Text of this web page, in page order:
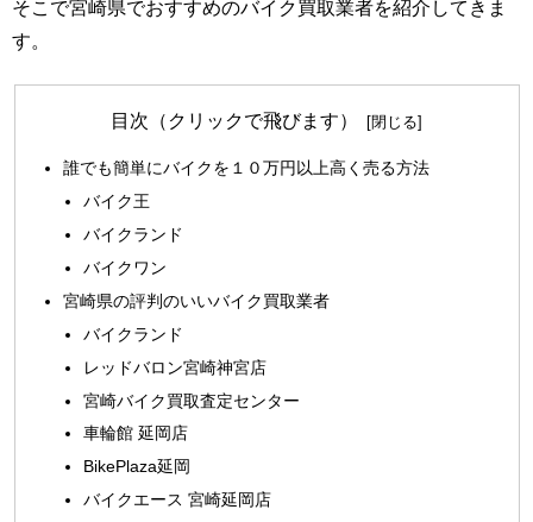
そこで宮崎県でおすすめのバイク買取業者を紹介してきま
す。
目次（クリックで飛びます）
誰でも簡単にバイクを１０万円以上高く売る方法
バイク王
バイクランド
バイクワン
宮崎県の評判のいいバイク買取業者
バイクランド
レッドバロン宮崎神宮店
宮崎バイク買取査定センター
車輪館 延岡店
BikePlaza延岡
バイクエース 宮崎延岡店